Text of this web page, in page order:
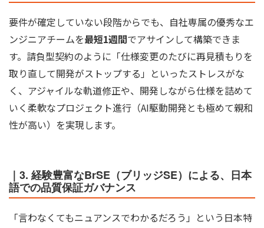
要件が確定していない段階からでも、自社専属の優秀なエ
ンジニアチームを最短1週間でアサインして構築できま
す。請負型契約のように「仕様変更のたびに再見積もりを
取り直して開発がストップする」といったストレスがな
く、アジャイルな軌道修正や、開発しながら仕様を詰めて
いく柔軟なプロジェクト進行（AI駆動開発とも極めて親和
性が高い）を実現します。
｜3. 経験豊富なBrSE（ブリッジSE）による、日本
語での品質保証ガバナンス
「言わなくてもニュアンスでわかるだろう」という日本特